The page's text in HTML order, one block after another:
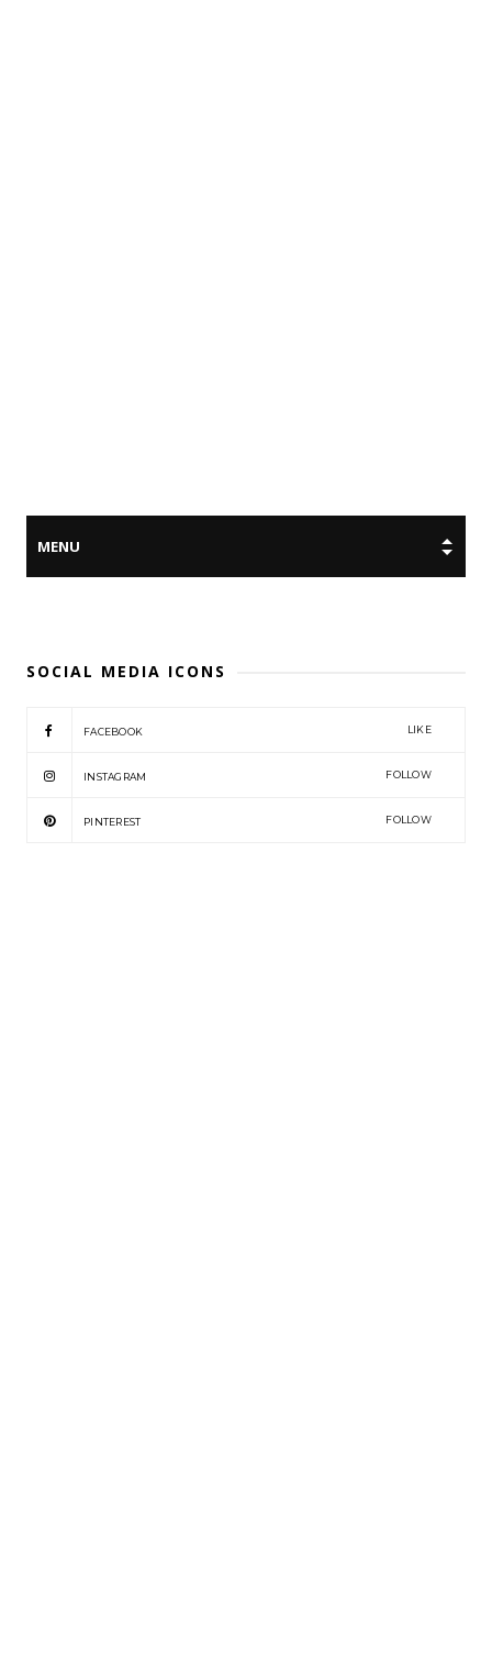
SOCIAL MEDIA ICONS
FACEBOOK LIKE
INSTAGRAM FOLLOW
PINTEREST FOLLOW